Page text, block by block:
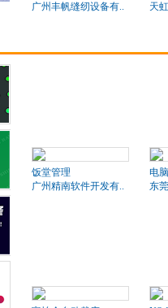
广州丰帆缝纫设备有..
天
饭堂管理
广州精南软件开发有..
电
东